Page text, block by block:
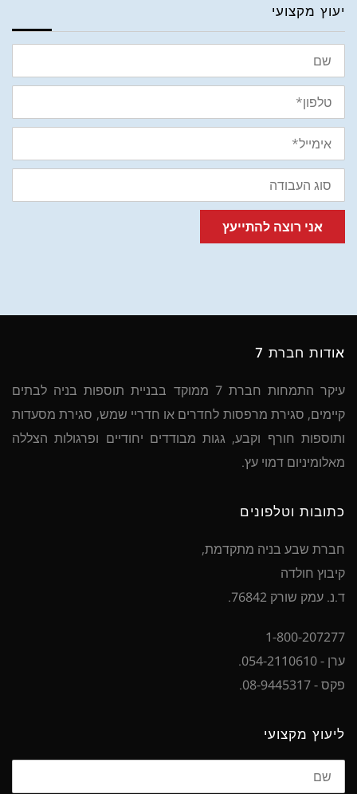
יעוץ מקצועי
שם
טלפון
אימייל
סוג
העבודה
אני רוצה להתייעץ
אודות חברת 7
עיקר התמחות חברת 7 ממוקד בבניית תוספות בניה לבתים
קיימים, סגירת מרפסות לחדרים או חדריי שמש, סגירת מסעדות
ותוספות חורף וקבע, גגות מבודדים יחודיים ופרגולות הצללה
מאלומיניום דמוי עץ.
כתובות וטלפונים
חברת שבע בניה מתקדמת,
קיבוץ חולדה
ד.נ. עמק שורק 76842.
1-800-207277
ערן - 054-2110610.
פקס - 08-9445317.
ליעוץ מקצועי
שם